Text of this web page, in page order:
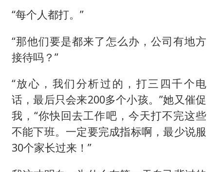
“每个人都打。”
“那他们要是都来了怎么办，公司有地方
接待吗？”
“放心，我们分析过的，打三四千个电
话，最后只会来200多个小孩。”她又催促
我，“你快回去工作吧，今天打不完这些
不能下班。一定要完成指标啊，最少说服
30个家长过来！”